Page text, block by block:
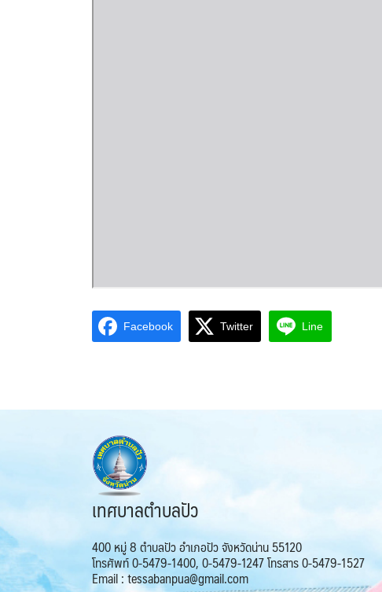
Facebook Twitter Line
เทศบาลตำบลปัว
400 หมู่ 8 ตำบลปัว อำเภอปัว จังหวัดน่าน 55120
โทรศัพท์ 0-5479-1400, 0-5479-1247 โทรสาร 0-5479-1527
Email : tessabanpua@gmail.com